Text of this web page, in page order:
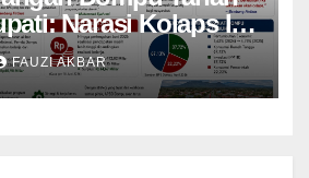
Narasi Kolaps Itu
FAUZI AKBAR